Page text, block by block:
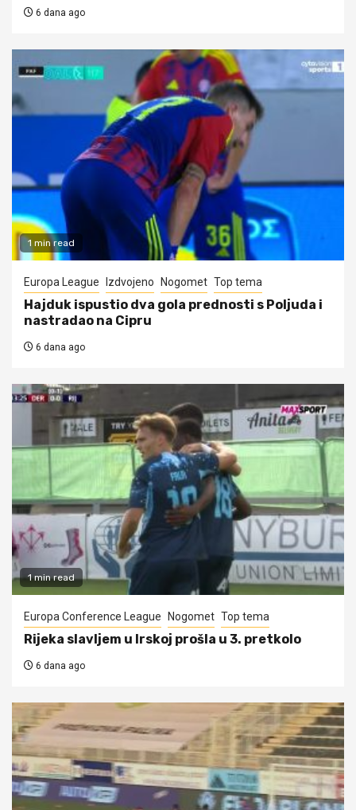
6 dana ago
1 min read
Europa League Izdvojeno Nogomet Top tema
Hajduk ispustio dva gola prednosti s Poljuda i
nastradao na Cipru
6 dana ago
1 min read
Europa Conference League Nogomet Top tema
Rijeka slavljem u Irskoj prošla u 3. pretkolo
6 dana ago